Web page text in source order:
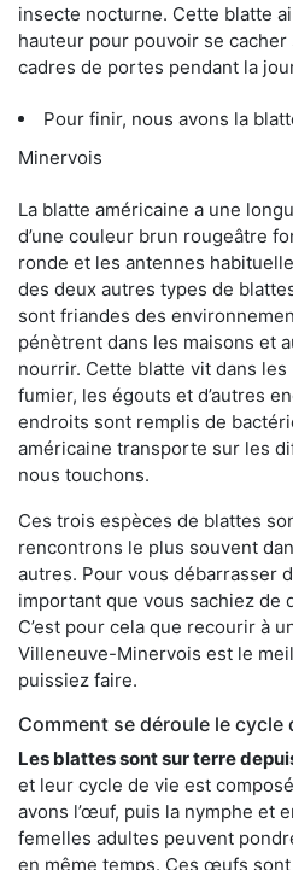
insecte nocturne. Cette blatte
hauteur pour pouvoir se
cadres de portes pendant la
Pour finir, nous avons la
Minervois
La blatte américaine a une
d’une couleur brun rougeâtre
ronde et les antennes
des deux autres types de
sont friandes des
pénètrent dans les maisons et
nourrir. Cette blatte vit dans
fumier, les égouts et d’autres
endroits sont remplis de
américaine transporte sur les
nous touchons.
Ces trois espèces de blattes
rencontrons le plus souvent
autres. Pour vous débarrasser
important que vous sachiez de
C’est pour cela que recourir à
Villeneuve-Minervois est le
puissiez faire.
Comment se déroule le cycle
Les blattes sont sur terre
et leur cycle de vie est
avons l’œuf, puis la nymphe et
femelles adultes peuvent
en même temps. Ces œufs